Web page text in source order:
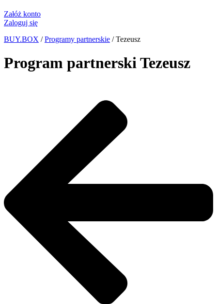
Załóż konto
Zaloguj się
BUY.BOX / Programy partnerskie / Tezeusz
Program partnerski Tezeusz